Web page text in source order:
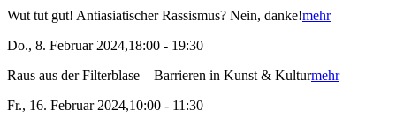
Wut tut gut! Antiasiatischer Rassismus? Nein, danke!mehr
Do., 8. Februar 2024,18:00 - 19:30
Raus aus der Filterblase – Barrieren in Kunst & Kulturmehr
Fr., 16. Februar 2024,10:00 - 11:30